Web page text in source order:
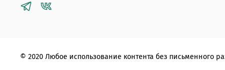
© 2020 Любое использование контента без письменного